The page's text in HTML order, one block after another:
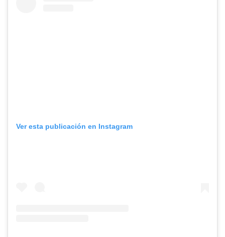
Ver esta publicación en Instagram